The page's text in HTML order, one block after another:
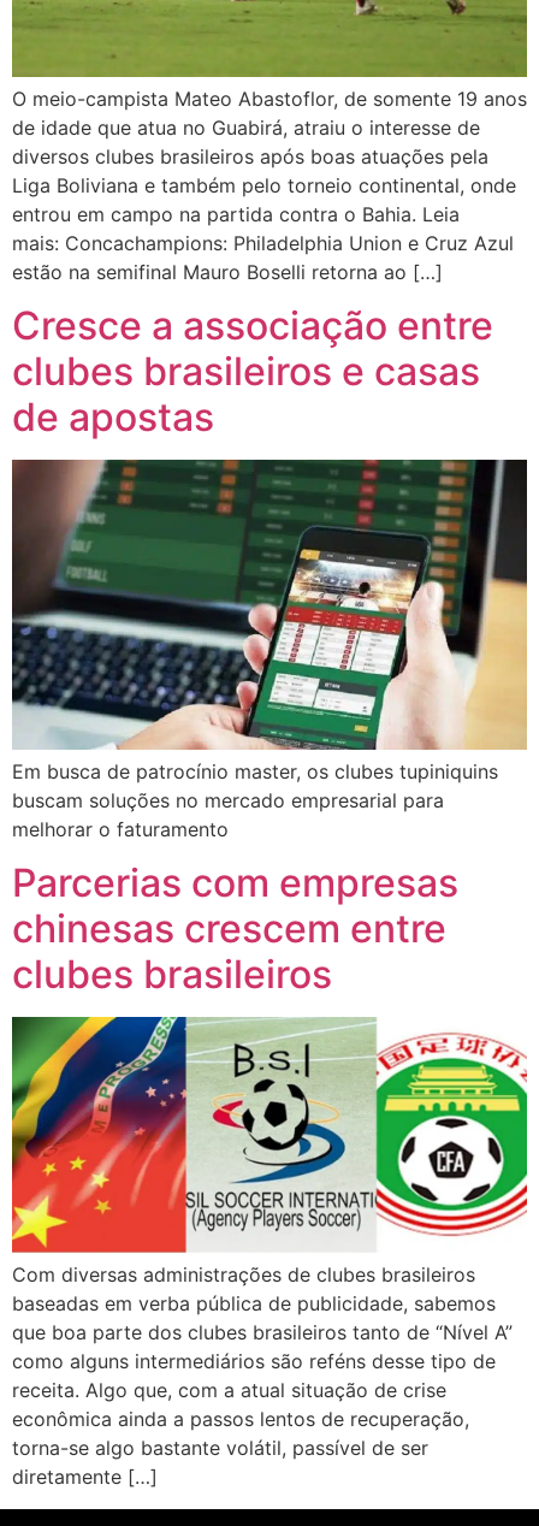
O meio-campista Mateo Abastoflor, de somente 19 anos
de idade que atua no Guabirá, atraiu o interesse de
diversos clubes brasileiros após boas atuações pela
Liga Boliviana e também pelo torneio continental, onde
entrou em campo na partida contra o Bahia. Leia
mais: Concachampions: Philadelphia Union e Cruz Azul
estão na semifinal Mauro Boselli retorna ao […]
Cresce a associação entre
clubes brasileiros e casas
de apostas
Em busca de patrocínio master, os clubes tupiniquins
buscam soluções no mercado empresarial para
melhorar o faturamento
Parcerias com empresas
chinesas crescem entre
clubes brasileiros
Com diversas administrações de clubes brasileiros
baseadas em verba pública de publicidade, sabemos
que boa parte dos clubes brasileiros tanto de “Nível A”
como alguns intermediários são reféns desse tipo de
receita. Algo que, com a atual situação de crise
econômica ainda a passos lentos de recuperação,
torna-se algo bastante volátil, passível de ser
diretamente […]